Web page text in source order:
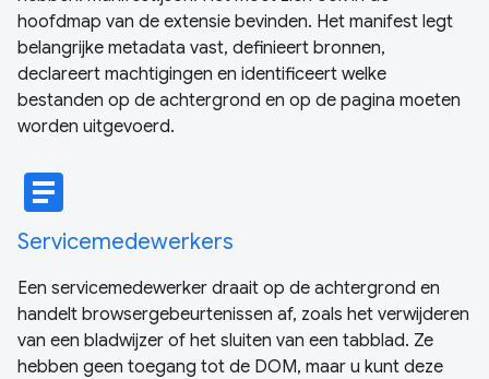
hoofdmap van de extensie bevinden. Het manifest legt
belangrijke metadata vast, definieert bronnen,
declareert machtigingen en identificeert welke
bestanden op de achtergrond en op de pagina moeten
worden uitgevoerd.
article
Servicemedewerkers
Een servicemedewerker draait op de achtergrond en
handelt browsergebeurtenissen af, zoals het verwijderen
van een bladwijzer of het sluiten van een tabblad. Ze
hebben geen toegang tot de DOM, maar u kunt deze